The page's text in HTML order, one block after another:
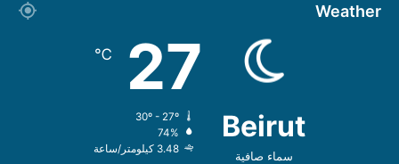
Weather
Beirut
سماء صافية
27
℃
74%
3.48 كيلومتر/ساعة